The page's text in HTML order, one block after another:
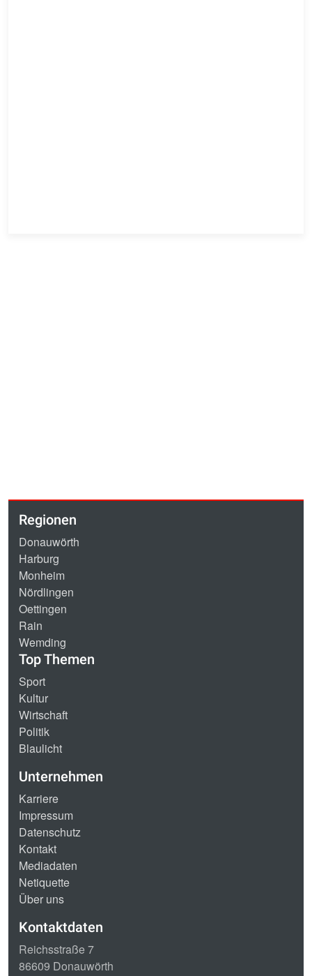
Regionen
Donauwörth
Harburg
Monheim
Nördlingen
Oettingen
Rain
Wemding
Top Themen
Sport
Kultur
Wirtschaft
Politik
Blaulicht
Unternehmen
Karriere
Impressum
Datenschutz
Kontakt
Mediadaten
Netiquette
Über uns
Kontaktdaten
Reichsstraße 7
86609 Donauwörth